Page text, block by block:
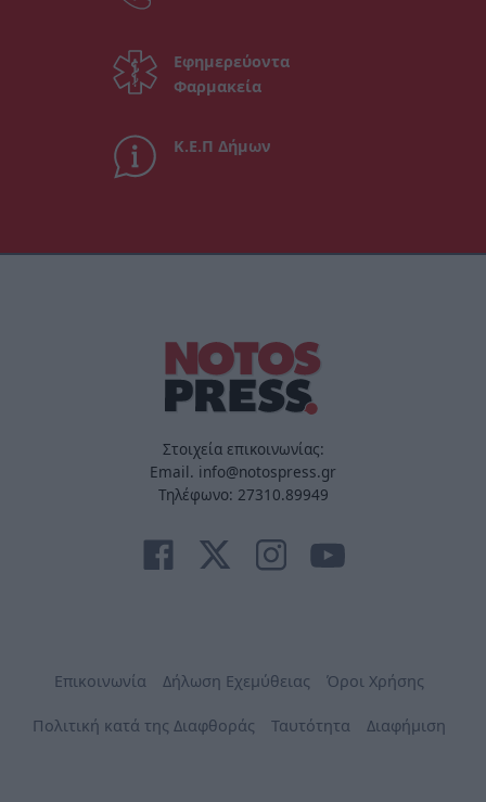
Εφημερεύοντα
Φαρμακεία
Κ.Ε.Π Δήμων
Στοιχεία επικοινωνίας:
Email. info@notospress.gr
Τηλέφωνο: 27310.89949
Επικοινωνία Δήλωση Εχεμύθειας Όροι Χρήσης
Πολιτική κατά της Διαφθοράς Ταυτότητα Διαφήμιση